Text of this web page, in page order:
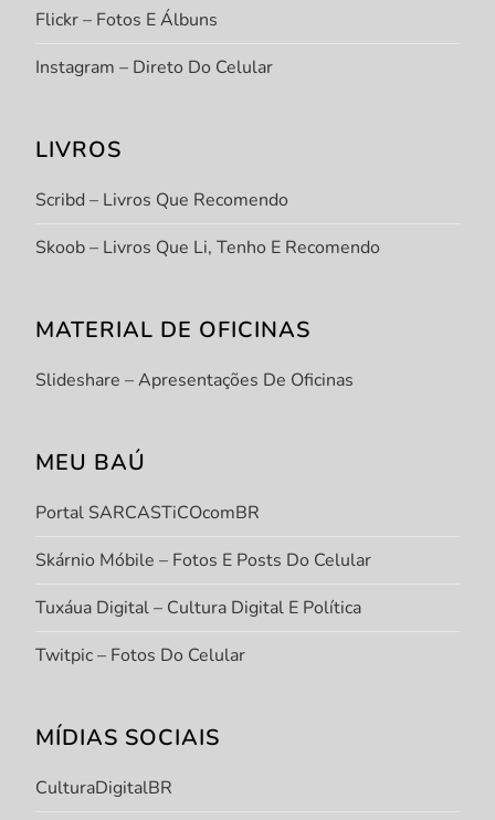
Flickr – Fotos E Álbuns
Instagram – Direto Do Celular
LIVROS
Scribd – Livros Que Recomendo
Skoob – Livros Que Li, Tenho E Recomendo
MATERIAL DE OFICINAS
Slideshare – Apresentações De Oficinas
MEU BAÚ
Portal SARCASTiCOcomBR
Skárnio Móbile – Fotos E Posts Do Celular
Tuxáua Digital – Cultura Digital E Política
Twitpic – Fotos Do Celular
MÍDIAS SOCIAIS
CulturaDigitalBR